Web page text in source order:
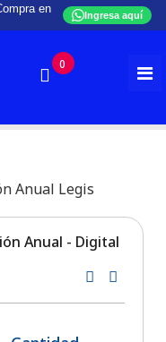
en
Ingresa aquí
0
Anual - Digital